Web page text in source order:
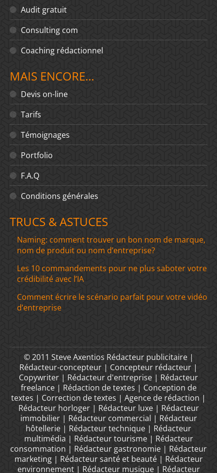
Audit gratuit
Consulting com
Coaching rédactionnel
MAIS ENCORE…
Devis on-line
Tarifs
Témoignages
Portfolio
F.A.Q
Conditions générales
TRUCS & ASTUCES
Naming: comment trouver un bon nom de marque,
nom de produit ou nom d’entreprise?
Les 10 commandements pour ne plus saboter votre
crédibilité avec l’IA
Comment écrire le scénario parfait pour votre vidéo
d’entreprise
© 2011 Steve Axentios Rédacteur publicitaire |
Rédacteur-concepteur | Concepteur rédacteur |
Copywriter | Rédacteur d'entreprise | Rédacteur
freelance | Rédaction de textes | Conception de
textes | Correction de textes | Agence de rédaction |
Rédacteur horloger | Rédacteur luxe | Rédacteur
immobilier | Rédacteur commercial | Rédacteur
hôtellerie | Rédacteur technique | Rédacteur
multimédia | Rédacteur tourisme | Rédacteur
consommation | Rédacteur gastronomie | Rédacteur
marketing | Rédacteur santé et beauté | Rédacteur
environnement | Rédacteur musique | Rédacteur